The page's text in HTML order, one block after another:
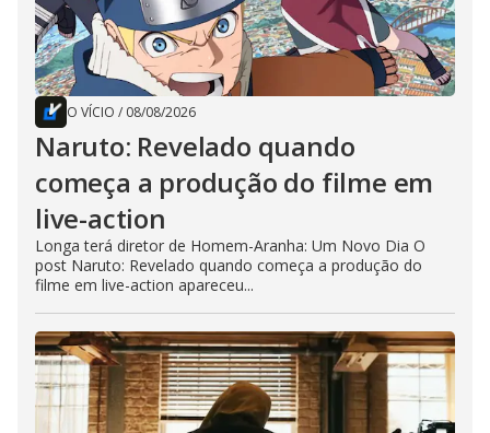
O VÍCIO / 08/08/2026
Naruto: Revelado quando
começa a produção do filme em
live-action
Longa terá diretor de Homem-Aranha: Um Novo Dia O
post Naruto: Revelado quando começa a produção do
filme em live-action apareceu...